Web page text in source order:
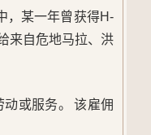
，某一年曾获得H-
来自危地马拉、洪
或服务。 该雇佣